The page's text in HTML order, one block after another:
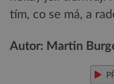
tím, co se má, a
Autor: Martin